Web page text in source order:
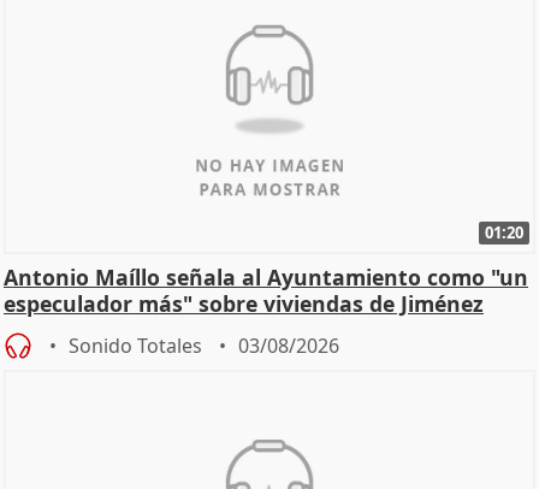
01:20
Antonio Maíllo señala al Ayuntamiento como "un
especulador más" sobre viviendas de Jiménez
Becerril
Sonido Totales 03/08/2026